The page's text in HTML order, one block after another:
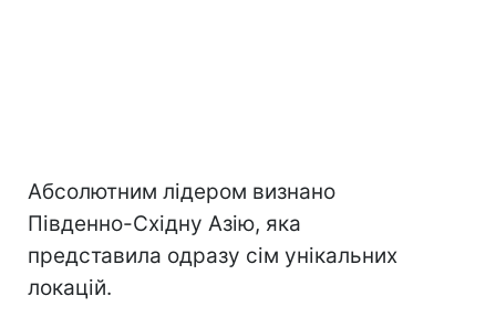
Абсолютним лідером визнано
Південно-Східну Азію, яка
представила одразу сім унікальних
локацій.